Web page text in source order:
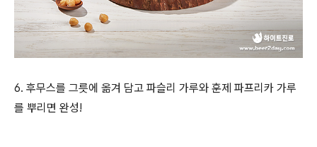
6. 후무스를 그릇에 옮겨 담고 파슬리 가루와 훈제 파프리카 가루
를 뿌리면 완성!